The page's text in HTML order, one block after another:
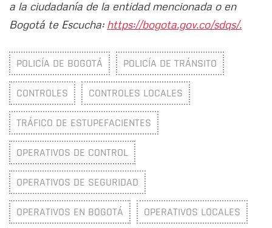
a la ciudadanía de la entidad mencionada o en
Bogotá te Escucha: https://bogota.gov.co/sdqs/.
POLICÍA DE BOGOTÁ POLICÍA DE TRÁNSITO
CONTROLES CONTROLES LOCALES
TRÁFICO DE ESTUPEFACIENTES
OPERATIVOS DE CONTROL
OPERATIVOS DE SEGURIDAD
OPERATIVOS EN BOGOTÁ OPERATIVOS LOCALES